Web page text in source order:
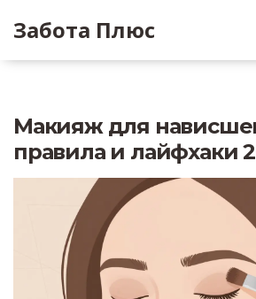
Забота Плюс
Макияж для
правила и лайфхаки